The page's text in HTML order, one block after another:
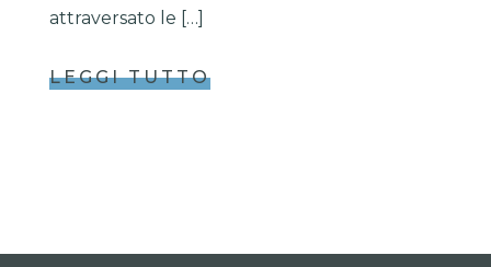
attraversato le […]
LEGGI TUTTO